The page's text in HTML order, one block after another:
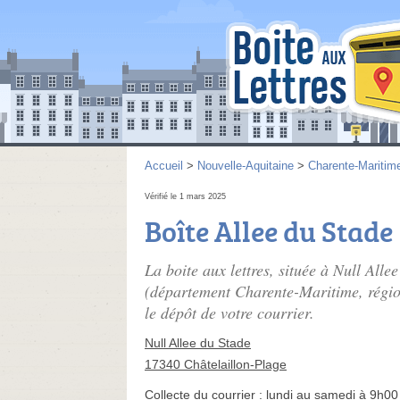
Accueil > Nouvelle-Aquitaine > Charente-
Vérifié le 1 mars 2025
Boîte Allee du Stade
La boite aux lettres, située à Null
(département Charente-Maritime,
le dépôt de votre courrier.
Null Allee du Stade
17340 Châtelaillon-Plage
Collecte du courrier : lundi au samedi à 9h00